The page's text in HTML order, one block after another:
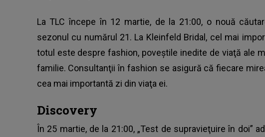
La TLC începe în 12 martie, de la 21:00, o nouă
sezonul cu numărul 21. La Kleinfeld Bridal, cel mai
totul este despre fashion, poveştile inedite de viaţă ale
familie. Consultanţii în fashion se asigură că fiecare
cea mai importantă zi din viaţa ei.
Discovery
În 25 martie, de la 21:00, „Test de supravieţuire în doi”